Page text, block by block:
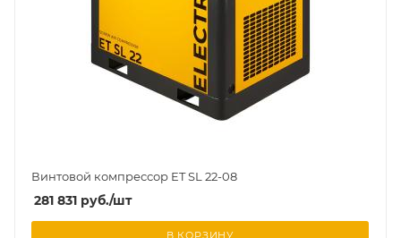
Винтовой компрессор ET SL 22-08
281 831 руб./шт
В КОРЗИНУ